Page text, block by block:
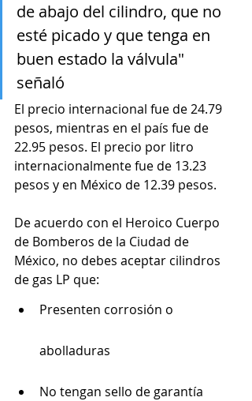
de abajo del cilindro, que no
esté picado y que tenga en
buen estado la válvula"
señaló
El precio internacional fue de 24.79
pesos, mientras en el país fue de
22.95 pesos. El precio por litro
internacionalmente fue de 13.23
pesos y en México de 12.39 pesos.
De acuerdo con el Heroico Cuerpo
de Bomberos de la Ciudad de
México, no debes aceptar cilindros
de gas LP que:
Presenten corrosión o
abolladuras
No tengan sello de garantía